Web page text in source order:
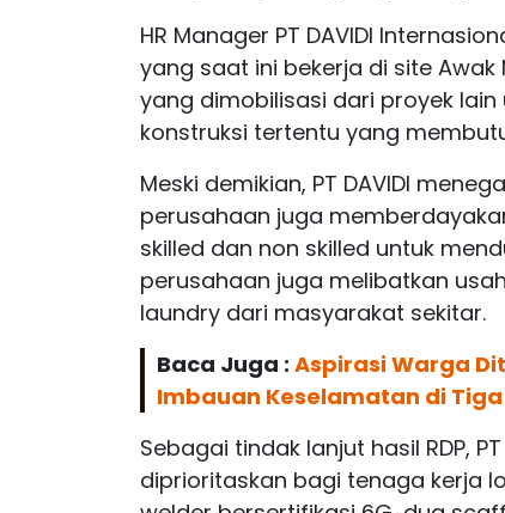
HR Manager PT DAVIDI
yang saat ini bekerja di site
yang dimobilisasi dari proyek
konstruksi tertentu yang
Meski demikian, PT DAVIDI
perusahaan juga
skilled dan non skilled untuk
perusahaan juga melibatkan
laundry dari masyarakat sekitar.
Baca Juga : Aspirasi Warga
Imbauan Keselamatan di Tiga
Sebagai tindak lanjut hasil RDP,
diprioritaskan bagi tenaga kerja